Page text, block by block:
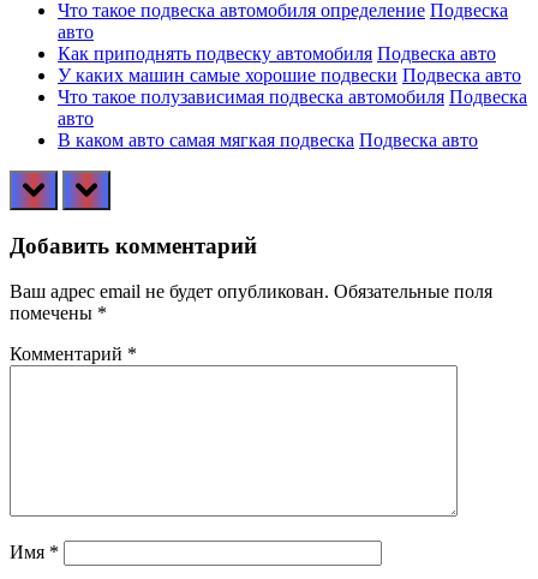
Что такое подвеска автомобиля определение Подвеска
авто
Как приподнять подвеску автомобиля Подвеска авто
У каких машин самые хорошие подвески Подвеска авто
Что такое полузависимая подвеска автомобиля Подвеска
авто
В каком авто самая мягкая подвеска Подвеска авто
prev next
Добавить комментарий
Ваш адрес email не будет опубликован. Обязательные поля
помечены *
Комментарий *
Имя *